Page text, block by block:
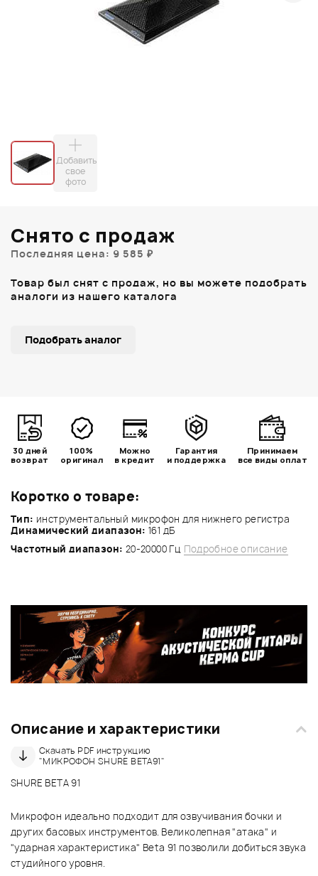
Добавить
свое
фото
Коротко о товаре:
Тип: инструментальный микрофон для нижнего регистра
Динамический диапазон: 161 дБ
Частотный диапазон: 20-20000 Гц Подробное описание
Снято с продаж
Последняя цена: 9 585 ₽
Товар был снят с продаж, но вы можете подобрать
аналоги из нашего каталога
Подобрать аналог
30 дней
возврат
100%
оригинал
Можно
в кредит
Гарантия
и поддержка
Принимаем
все виды оплат
Описание и характеристики
Скачать PDF инструкцию
"МИКРОФОН SHURE BETA91"
SHURE BETA 91
Микрофон идеально подходит для озвучивания бочки и
других басовых инструментов. Великолепная "атака" и
"ударная характеристика" Beta 91 позволили добиться звука
студийного уровня.